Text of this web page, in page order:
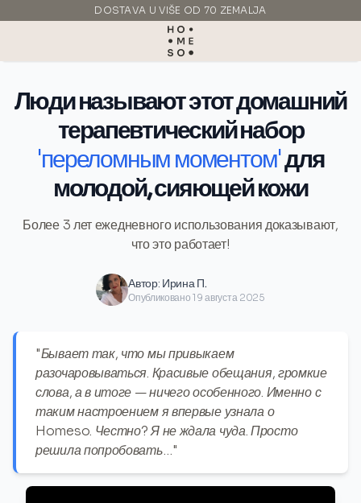
DOSTAVA U VIŠE OD 70 ZEMALJA
PROIZVEDENO U ITALIJI
Люди называют этот домашний
терапевтический набор
'переломным моментом'для
молодой, сияющей кожи
Более 3 лет ежедневного использования доказывают,
что это работает!
Автор: Ирина П.
Опубликовано 19 августа 2025
"Бывает так, что мы привыкаем
разочаровываться. Красивые обещания, громкие
слова, а в итоге — ничего особенного. Именно с
таким настроением я впервые узнала о
Homeso. Честно? Я не ждала чуда. Просто
решила попробовать…"